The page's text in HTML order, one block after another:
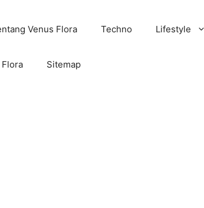
Venus Flora Techno Lifestyle
Flora Sitemap